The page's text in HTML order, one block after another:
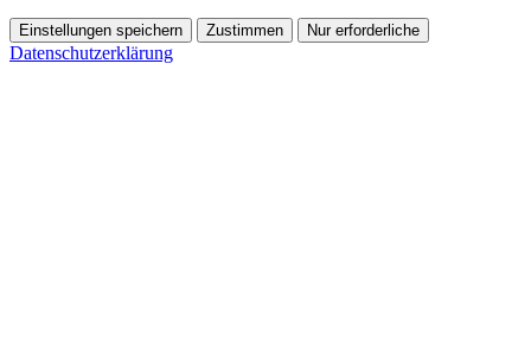
Einstellungen speichern Zustimmen Nur erforderliche
Datenschutzerklärung